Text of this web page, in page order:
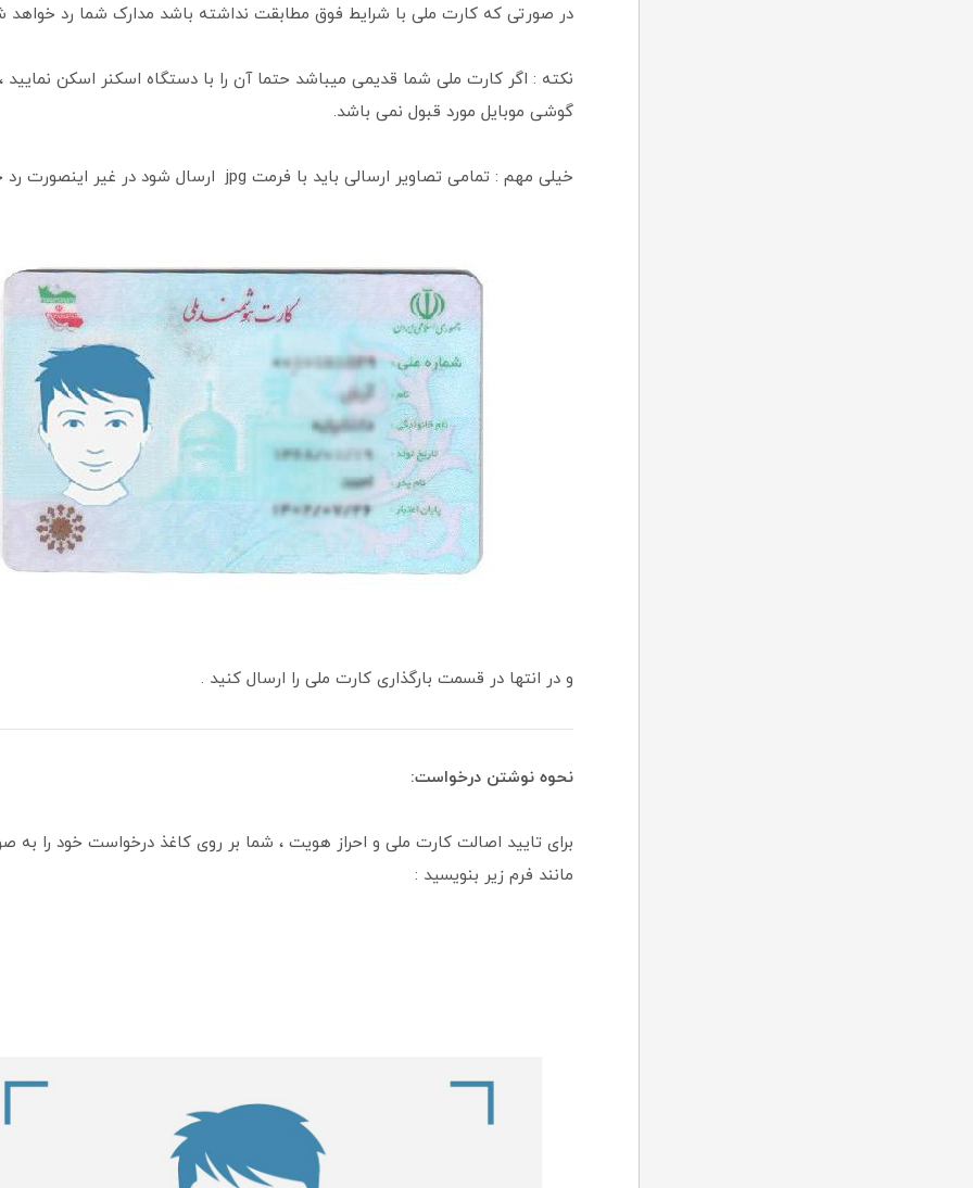
در صورتی که کارت ملی با شرایط فوق مطابقت نداشته باشد مدارک شما رد خواهد
نکته : اگر کارت ملی شما قدیمی میباشد حتما آن را با دستگاه اسکنر اسکن
گوشی موبایل مورد قبول نمی باشد.
خیلی مهم : تمامی تصاویر ارسالی باید با فرمت jpg ارسال شود در غیر اینصورت رد خواهد شد .
و در انتها در قسمت بارگذاری کارت ملی را ارسال کنید .
نحوه نوشتن درخواست:
برای تایید اصالت کارت ملی و احراز هویت ، شما بر روی کاغذ درخواست خود را
مانند فرم زیر بنویسید :